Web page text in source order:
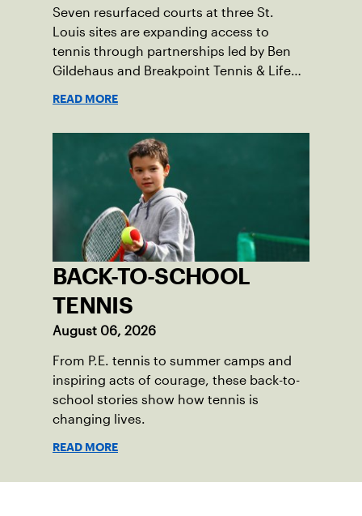
Seven resurfaced courts at three St.
Louis sites are expanding access to
tennis through partnerships led by Ben
Gildehaus and Breakpoint Tennis & Life
READ MORE
BACK-TO-SCHOOL
TENNIS
August 06, 2026
From P.E. tennis to summer camps and
inspiring acts of courage, these back-to-
school stories show how tennis is
changing lives.
READ MORE